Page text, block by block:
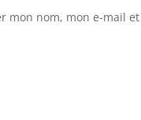
mon nom, mon e-mail